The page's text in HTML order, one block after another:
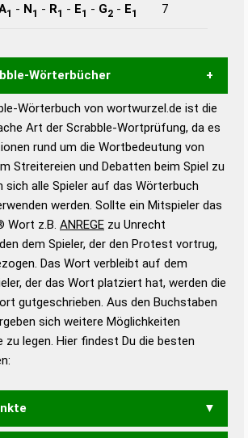
1 - N1 - R1 - E1 - G2 - E1 7
Wörterbücher
mit Hilfe eines semantischen
gute Anhaltspunkte zu
Worttrennung und Wortform, um die
Wortes für das Scrabble-Spiel zu
Turnier Scrabble-
Duden – Standardwerk in 12 Bänden
Duden – Richtiges und gutes
Deutsch
Duden – Die deutsche Grammatik
Duden – Deutsches
Wörterbuch von wortwurzel.de ist die
Art der Scrabble-Wortprüfung, da es
rund um die Wortbedeutung von
Streitereien und Debatten beim Spiel zu
sich alle Spieler auf das Wörterbuch
werden. Sollte ein Mitspieler das
Wort z.B. ANREGE zu Unrecht
dem Spieler, der den Protest vortrug,
Das Wort verbleibt auf dem
der das Wort platziert hat, werden die
gutgeschrieben. Aus den Buchstaben
sich weitere Möglichkeiten
zu legen. Hier findest Du die besten